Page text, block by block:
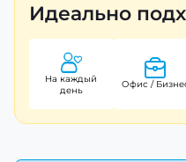
Идеально
На каждый
день
Офис /